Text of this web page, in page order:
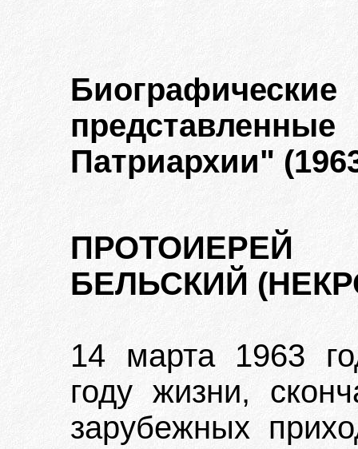
Патриархии"
ПРОТОИЕРЕЙ
БЕЛЬСКИЙ
14 марта 1963
году жизни,
зарубежных